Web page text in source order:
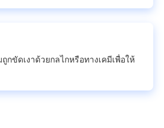
ขัดเงาด้วยกลไกหรือทางเคมีเพื่อให้